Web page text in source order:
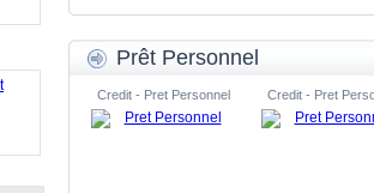
Prêt Personnel
Credit - Pret Personnel Credit - Pret